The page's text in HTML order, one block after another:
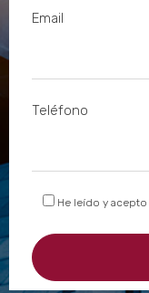
Email
Teléfono
He leído y acepto